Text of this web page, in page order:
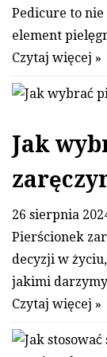
Pedicure to
element
Czytaj więcej »
Jak
26 sierpnia
Pierścionek
decyzji w
jakimi
Czytaj więcej »